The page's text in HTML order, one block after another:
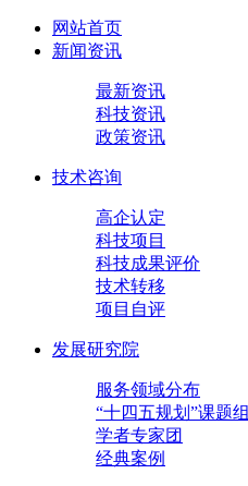
网站首页
新闻资讯
最新资讯
科技资讯
政策资讯
技术咨询
高企认定
科技项目
科技成果评价
技术转移
项目自评
发展研究院
服务领域分布
“十四五规划”课题组
学者专家团
经典案例